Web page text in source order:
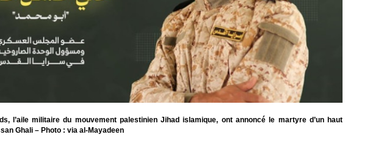
l’aile militaire du mouvement palestinien Jihad islamique, ont annoncé le martyre d’un haut
Ghali – Photo : via al-Mayadeen